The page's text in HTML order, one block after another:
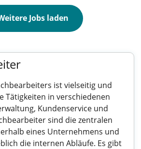
Jobs laden
ist vielseitig und
Tätigkeiten in verschiedenen
Kundenservice und
sind die zentralen
eines Unternehmens und
die internen Abläufe. Es gibt